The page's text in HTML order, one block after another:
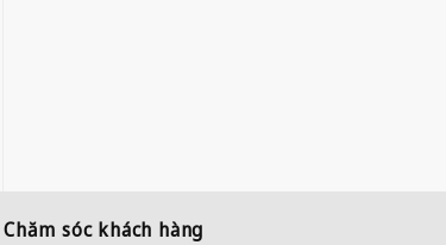
Chăm sóc khách hàng